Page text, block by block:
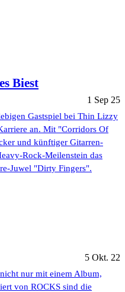
Biest
1 Sep 25
Gastspiel bei Thin Lizzy
an. Mit "Corridors Of
und künftiger Gitarren-
Rock-Meilenstein das
Juwel "Dirty Fingers".
5 Okt. 22
nur mit einem Album,
von ROCKS sind die